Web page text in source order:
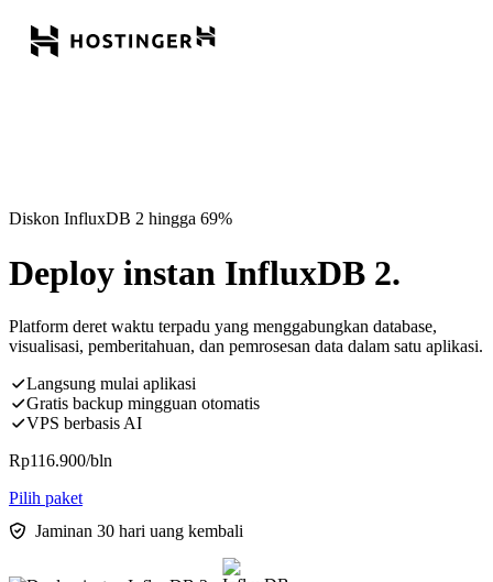
Diskon InfluxDB 2 hingga 69%
Deploy instan InfluxDB 2.
Platform deret waktu terpadu yang menggabungkan database,
visualisasi, pemberitahuan, dan pemrosesan data dalam satu aplikasi.
Langsung mulai aplikasi
Gratis backup mingguan otomatis
VPS berbasis AI
Rp116.900/bln
Pilih paket
Jaminan 30 hari uang kembali